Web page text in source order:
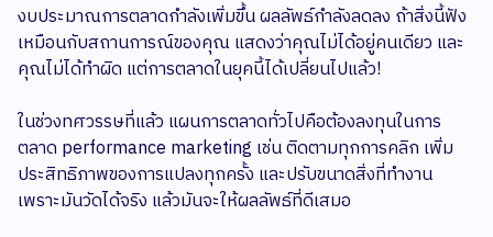
งบประมาณการตลาดกำลังเพิ่มขึ้น ผลลัพธ์กำลังลดลง ถ้าสิ่งนี้ฟัง
เหมือนกับสถานการณ์ของคุณ แสดงว่าคุณไม่ได้อยู่คนเดียว และ
คุณไม่ได้ทำผิด แต่การตลาดในยุคนี้ได้เปลี่ยนไปแล้ว!
ในช่วงทศวรรษที่แล้ว แผนการตลาดทั่วไปคือต้องลงทุนในการ
ตลาด performance marketing เช่น ติดตามทุกการคลิก เพิ่ม
ประสิทธิภาพของการแปลงทุกครั้ง และปรับขนาดสิ่งที่ทำงาน
เพราะมันวัดได้จริง แล้วมันจะให้ผลลัพธ์ที่ดีเสมอ